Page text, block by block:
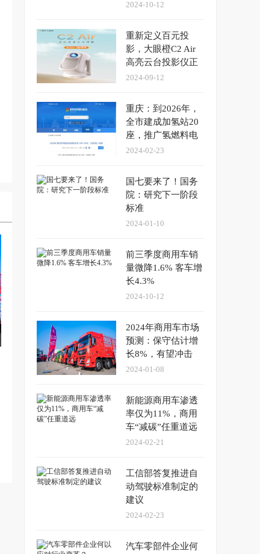
2024-10-12
重新定义百元投
影，大眼橙C2 Air
高亮云台投影仪正
式发布
2024-09-12
重庆：到2026年，
全市建成加氢站20
座，推广氢燃料电
池汽车2000辆
2024-02-23
国七要来了！国务
院：研究下一阶段
标准
2024-01-10
前三季度商用车销
量微降1.6% 客车增
长4.3%
2024-10-12
2024年商用车市场
预测：保守估计增
长8%，有望冲击
10%至15%
2024-01-08
新能源商用车渗透
率仅为11%，商用
车“减碳”任重道远
2024-02-21
工信部答复推进自
动驾驶标准制定的
建议
2024-02-23
汽车零部件企业何